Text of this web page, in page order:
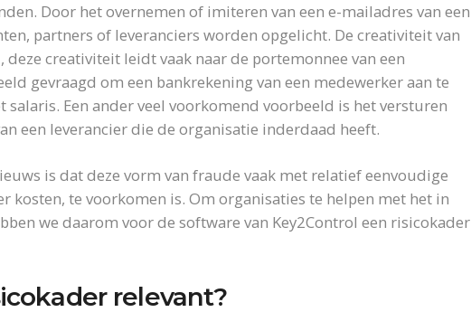
Door het overnemen of imiteren van een e-mailadres van een
partners of leveranciers worden opgelicht. De creativiteit van
creativiteit leidt vaak naar de portemonnee van een
gevraagd om een bankrekening van een medewerker aan te
salaris. Een ander veel voorkomend voorbeeld is het versturen
een leverancier die de organisatie inderdaad heeft.
is dat deze vorm van fraude vaak met relatief eenvoudige
kosten, te voorkomen is. Om organisaties te helpen met het in
we daarom voor de software van Key2Control een risicokader
relevant?